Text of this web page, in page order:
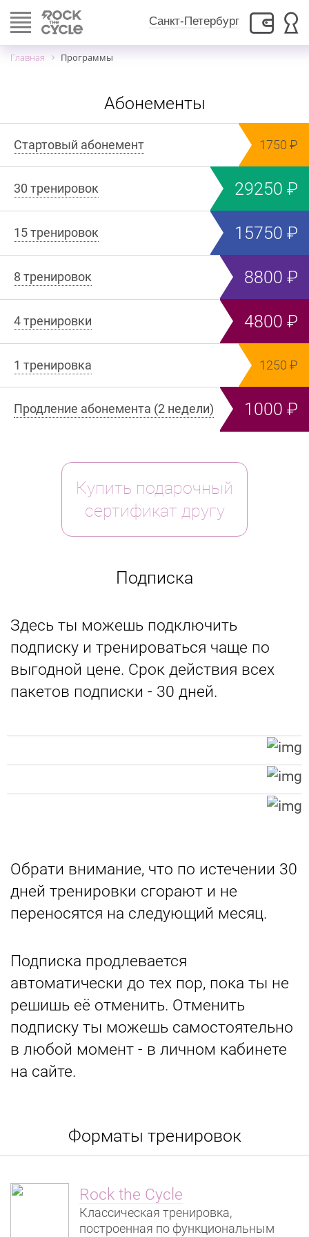
Санкт-Петербург
Toggle
navigation
Главная Программы
Абонементы
Стартовый абонемент 1750
30 тренировок 29250
15 тренировок 15750
8 тренировок 8800
4 тренировки 4800
1 тренировка 1250
Продление абонемента (2 недели) 1000
Купить подарочный
сертификат другу
Подписка
Здесь ты можешь подключить
подписку и тренироваться чаще по
выгодной цене. Срок действия всех
пакетов подписки - 30 дней.
Обрати внимание, что по истечении 30
дней тренировки сгорают и не
переносятся на следующий месяц.
Подписка продлевается
автоматически до тех пор, пока ты не
решишь её отменить. Отменить
подписку ты можешь самостоятельно
в любой момент - в личном кабинете
на сайте.
Форматы тренировок
Rock the Cycle
Классическая тренировка,
построенная по функциональным